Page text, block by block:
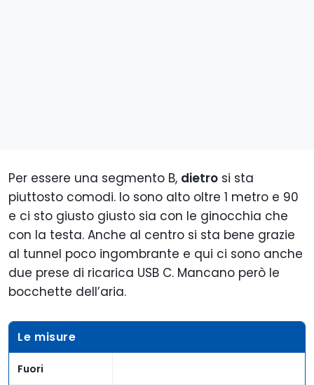
Per essere una segmento B, dietro si sta
piuttosto comodi. Io sono alto oltre 1 metro e 90
e ci sto giusto giusto sia con le ginocchia che
con la testa. Anche al centro si sta bene grazie
al tunnel poco ingombrante e qui ci sono anche
due prese di ricarica USB C. Mancano però le
bocchette dell’aria.
Le misure
Fuori